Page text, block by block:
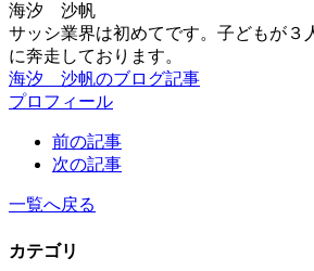
海汐 沙帆
サッシ業界は初めてです。子どもが３
に奔走しております。
海汐 沙帆のブログ記事
プロフィール
前の記事
次の記事
一覧へ戻る
カテゴリ